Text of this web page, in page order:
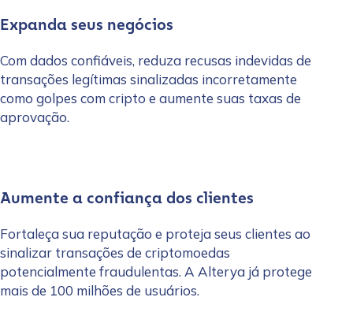
Expanda seus negócios
Com dados confiáveis, reduza recusas indevidas de
transações legítimas sinalizadas incorretamente
como golpes com cripto e aumente suas taxas de
aprovação.
Aumente a confiança dos clientes
Fortaleça sua reputação e proteja seus clientes ao
sinalizar transações de criptomoedas
potencialmente fraudulentas. A Alterya já protege
mais de 100 milhões de usuários.